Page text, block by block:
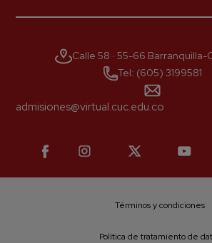
Calle 58 · 55-66 Barranquilla-
Tel: (605) 3199581
admisiones@virtual.cuc.edu.co
Términos y condiciones
Política de tratamiento de